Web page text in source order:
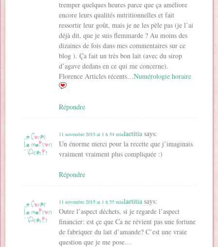
tremper quelques heures parce que ça améliore
encore leurs qualités nutritionnelles et fait
ressortir leur goût, mais je ne les pèle pas (je l’ai
déjà dit, que je suis flemmarde ? Au moins des
dizaines de fois dans mes commentaires sur ce
blog ). Ça fait un très bon lait (avec du sirop
d’agave dedans en ce qui me concerne).
Florence Articles récents…Numérologie horaire
Répondre
laetitia says:
11 novembre 2015 at 1 h 54 min
Un énorme merci pour la recette que j’imaginais
vraiment vraiment plus compliquée :)
Répondre
laetitia says:
11 novembre 2015 at 1 h 55 min
Outre l’aspect déchets, si je regarde l’aspect
financier: est çe que Ca ne révient pas une fortune
de fabriquer du lait d’amande? C’est une vraie
question que je me pose…